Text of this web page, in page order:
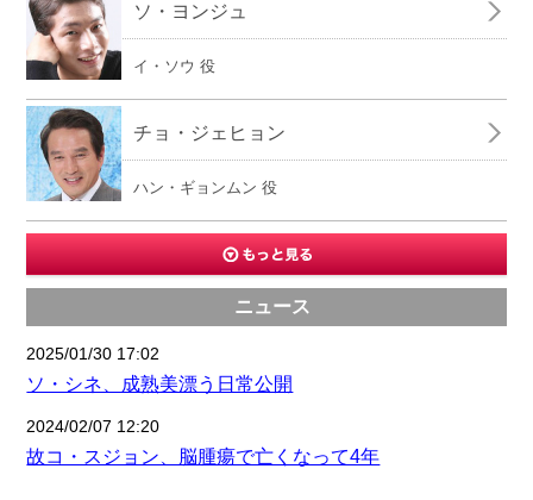
ソ・ヨンジュ
イ・ソウ 役
チョ・ジェヒョン
ハン・ギョンムン 役
ニュース
2025/01/30 17:02
ソ・シネ、成熟美漂う日常公開
2024/02/07 12:20
故コ・スジョン、脳腫瘍で亡くなって4年